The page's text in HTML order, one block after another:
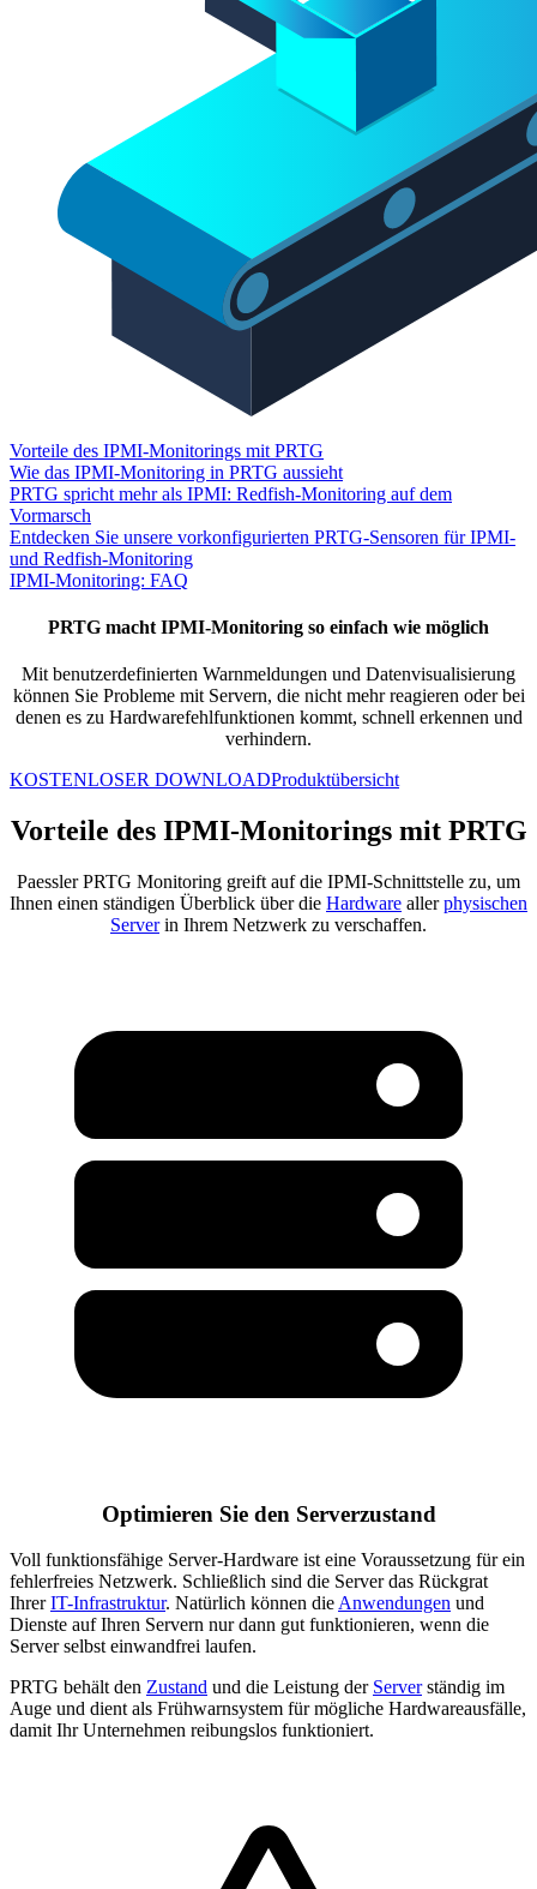
Vorteile des IPMI-Monitorings mit PRTG
Wie das IPMI-Monitoring in PRTG aussieht
PRTG spricht mehr als IPMI: Redfish-Monitoring auf dem
Vormarsch
Entdecken Sie unsere vorkonfigurierten PRTG-Sensoren für IPMI-
und Redfish-Monitoring
IPMI-Monitoring: FAQ
PRTG macht IPMI-Monitoring so einfach wie möglich
Mit benutzerdefinierten Warnmeldungen und Datenvisualisierung
können Sie Probleme mit Servern, die nicht mehr reagieren oder bei
denen es zu Hardwarefehlfunktionen kommt, schnell erkennen und
verhindern.
KOSTENLOSER DOWNLOADProduktübersicht
Vorteile des IPMI-Monitorings mit PRTG
Paessler PRTG Monitoring greift auf die IPMI-Schnittstelle zu, um
Ihnen einen ständigen Überblick über die Hardware allerphysischen
Serverin Ihrem Netzwerk zu verschaffen.
Optimieren Sie den Serverzustand
Voll funktionsfähige Server-Hardware ist eine Voraussetzung für ein
fehlerfreies Netzwerk. Schließlich sind die Server das Rückgrat
IhrerIT-Infrastruktur. Natürlich können die Anwendungen und
Dienste auf Ihren Servern nur dann gut funktionieren, wenn die
Server selbst einwandfrei laufen.
PRTG behält den Zustand und die Leistung der Serverständig im
Auge und dient als Frühwarnsystem für mögliche Hardwareausfälle,
damit Ihr Unternehmen reibungslos funktioniert.